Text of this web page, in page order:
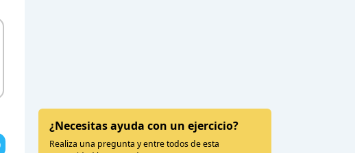
¿Necesitas ayuda con un ejercicio?
Realiza una pregunta y entre todos de esta